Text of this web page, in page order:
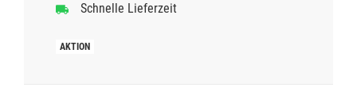
Schnelle Lieferzeit